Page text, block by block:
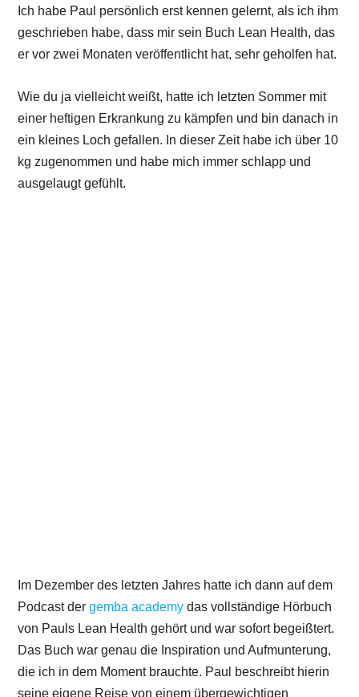
Ich habe Paul persönlich erst kennen gelernt, als ich ihm
geschrieben habe, dass mir sein Buch Lean Health, das
er vor zwei Monaten veröffentlicht hat, sehr geholfen hat.
Wie du ja vielleicht weißt, hatte ich letzten Sommer mit
einer heftigen Erkrankung zu kämpfen und bin danach in
ein kleines Loch gefallen. In dieser Zeit habe ich über 10
kg zugenommen und habe mich immer schlapp und
ausgelaugt gefühlt.
Im Dezember des letzten Jahres hatte ich dann auf dem
Podcast dergemba academy das vollständige Hörbuch
von Pauls Lean Health gehört und war sofort begeißtert.
Das Buch war genau die Inspiration und Aufmunterung,
die ich in dem Moment brauchte. Paul beschreibt hierin
seine eigene Reise von einem übergewichtigen